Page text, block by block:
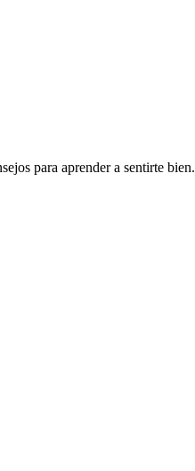
para aprender a sentirte bien.